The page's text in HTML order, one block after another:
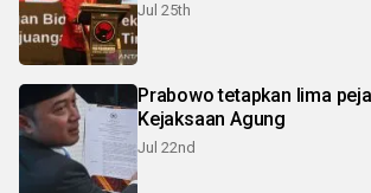
Jul 25th
Prabowo tetapkan lima
Kejaksaan Agung
Jul 22nd